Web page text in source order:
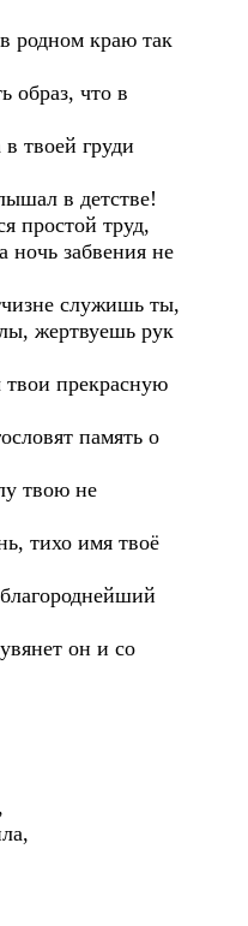
родном краю так
образ, что в
твоей груди
в детстве!
простой труд,
ночь забвения не
служишь ты,
жертвуешь рук
прекрасную
память о
твою не
тихо имя твоё
он и со